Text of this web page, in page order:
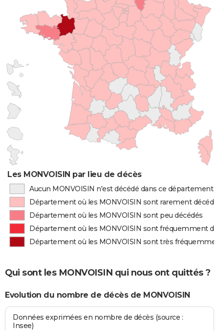
Les MONVOISIN par lieu de décès
Aucun MONVOISIN n'est décédé dans ce département
Département où les MONVOISIN sont rarement
Département où les MONVOISIN sont peu décédés
Département où les MONVOISIN sont fréquemment
Département où les MONVOISIN sont très
Qui sont les MONVOISIN qui nous ont quittés ?
Evolution du nombre de décès de MONVOISIN
Données exprimées en nombre de décès (source :
Insee)